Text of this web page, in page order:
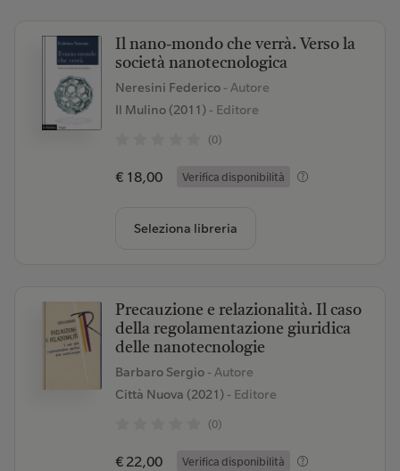
Il nano-mondo che verrà. Verso la
società nanotecnologica
Neresini Federico - Autore
Il Mulino (2011)- Editore
(0)
€ 18,00 Verifica disponibilità
Seleziona libreria
Precauzione e relazionalità. Il caso
della regolamentazione giuridica
delle nanotecnologie
Barbaro Sergio - Autore
Città Nuova (2021)- Editore
(0)
€ 22,00 Verifica disponibilità